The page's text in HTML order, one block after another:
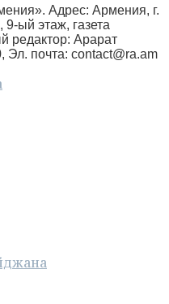
Адрес: Армения, г.
ый этаж, газета
редактор: Арарат
Эл. почта: contact@ra.am